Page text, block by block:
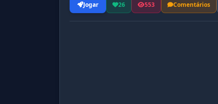
Jogar 26 553 Comentários